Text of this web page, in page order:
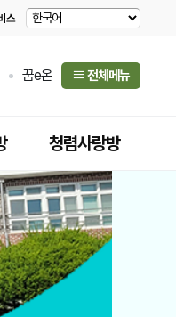
꿈e온 전체메뉴
청렴사랑방